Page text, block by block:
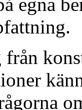
egna
från